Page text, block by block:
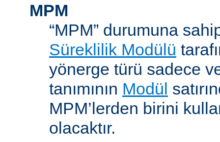
MPM
“MPM” durumuna
Süreklilik Modülü
yönerge türü sadece
tanımının Modül
MPM’lerden birini
olacaktır.